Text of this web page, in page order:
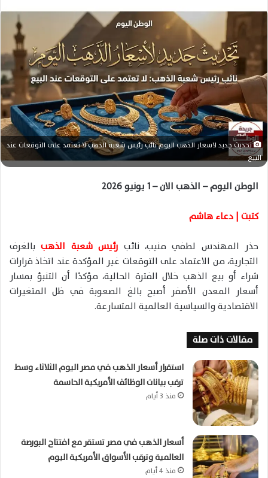
ل
ب
ي
ا
إ
ل
ك
ت
و
ن
ا
تحديث جديد لاسعار الذهب اليوم نائب رئيس شعبة الذهب لا تعتمد على التوقعات عند
البيع
الوطن اليوم – الذهب الان – 1 يونيو 2026
كتبت | دعاء هاشم
حذر المهندس لطفي منيب، نائب رئيس شعبة الذهب بالغرف
التجارية، من الاعتماد على التوقعات غير المؤكدة عند اتخاذ قرارات
شراء أو بيع الذهب خلال الفترة الحالية، مؤكدًا أن التنبؤ بمسار
أسعار المعدن الأصفر أصبح بالغ الصعوبة في ظل المتغيرات
الاقتصادية والسياسية العالمية المتسارعة.
مقالات ذات صلة
استقرار أسعار الذهب في مصر اليوم الثلاثاء وسط
ترقب بيانات الوظائف الأمريكية الحاسمة
منذ 3 أيام
أسعار الذهب في مصر تستقر مع افتتاح البورصة
العالمية وترقب الأسواق الأمريكية اليوم
منذ 4 أيام